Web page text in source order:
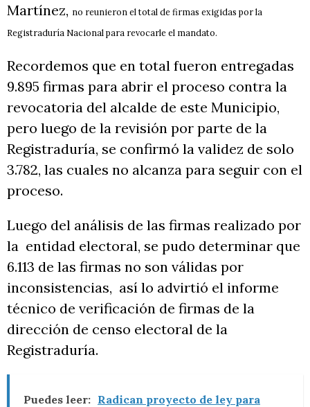
Martínez, no reunieron el total de firmas exigidas por la
Registraduría Nacional para revocarle el mandato.
Recordemos que en total fueron entregadas
9.895 firmas para abrir el proceso contra la
revocatoria del alcalde de este Municipio,
pero luego de la revisión por parte de la
Registraduría, se confirmó la validez de solo
3.782, las cuales no alcanza para seguir con el
proceso.
Luego del análisis de las firmas realizado por
la entidad electoral, se pudo determinar que
6.113 de las firmas no son válidas por
inconsistencias, así lo advirtió el informe
técnico de verificación de firmas de la
dirección de censo electoral de la
Registraduría.
Puedes leer: Radican proyecto de ley para